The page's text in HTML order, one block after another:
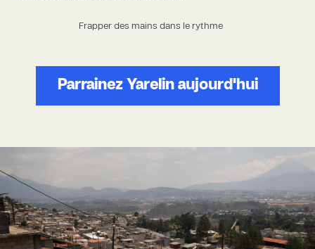
Frapper des mains dans le rythme
Parrainez Yarelin aujourd'hui